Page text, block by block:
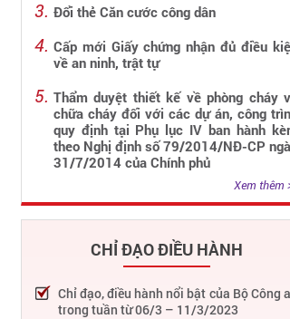
Đổi thẻ Căn cước công dân
Cấp mới Giấy chứng nhận đủ điều
về an ninh, trật tự
Thẩm duyệt thiết kế về phòng cháy
chữa cháy đối với các dự án, công
quy định tại Phụ lục IV ban hành
theo Nghị định số 79/2014/NĐ-CP
31/7/2014 của Chính phủ
Xem thêm
CHỈ ĐẠO ĐIỀU HÀNH
Chỉ đạo, điều hành nổi bật của Bộ Công
trong tuần từ 06/3 – 11/3/2023